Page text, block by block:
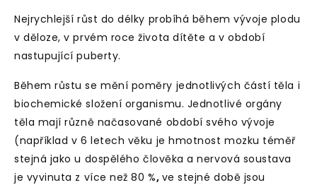
Nejrychlejší růst do délky probíhá běhemvývoje plodu
v děloze, v prvém roce života dítěte a v období
nastupující puberty.
Během růstu se mění poměry jednotlivých částí těla i
biochemické složení organismu. Jednotlivé orgány
těla mají různě načasované období svého vývoje
(například v 6 letech věku je hmotnost mozku téměř
stejná jako u dospělého člověka a nervová soustava
je vyvinuta z více než 80 %, ve stejné době jsou